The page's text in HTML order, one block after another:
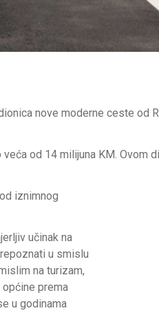
nove moderne ceste od
od 14 milijuna KM. Ovom
iznimnog
učinak na
u smislu
na turizam,
prema
u godinama